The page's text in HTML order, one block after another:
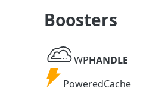
Boosters
WP
Handle
WPHANDLE
Powered
PoweredCache